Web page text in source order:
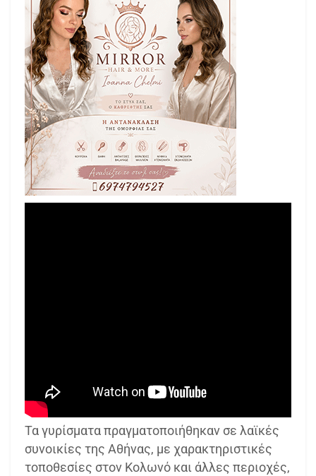
Τα γυρίσματα πραγματοποιήθηκαν σε λαϊκές
συνοικίες της Αθήνας, με χαρακτηριστικές
τοποθεσίες στον Κολωνό και άλλες περιοχές,